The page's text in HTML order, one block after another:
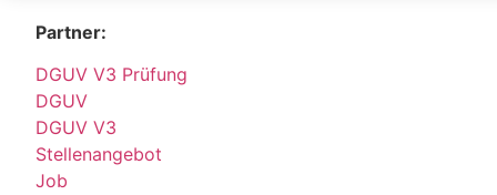
Partner:
DGUV V3 Prüfung
DGUV
DGUV V3
Stellenangebot
Job